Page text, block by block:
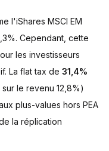
l'iShares MSCI EM
Cependant, cette
les investisseurs
La flat tax de 31,4%
le revenu 12,8%)
plus-values hors PEA
la réplication